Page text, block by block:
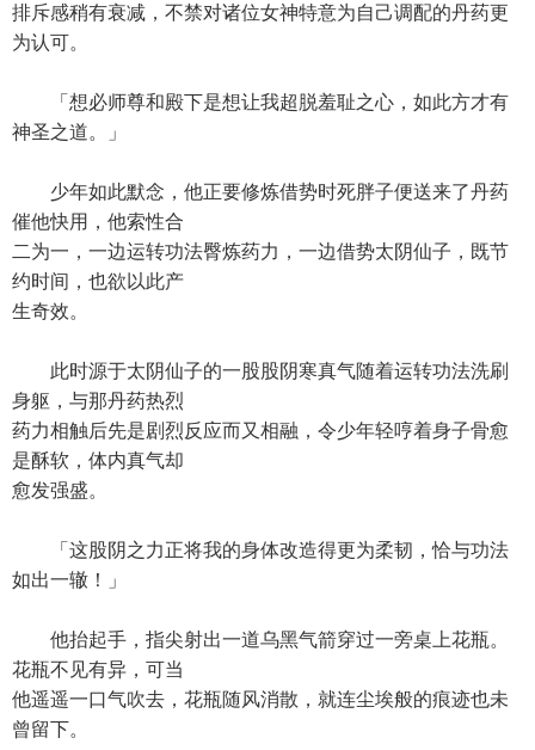
排斥感稍有衰减，不禁对诸位女神特意为自己调配的丹药更
为认可。
「想必师尊和殿下是想让我超脱羞耻之心，如此方才有
神圣之道。」
少年如此默念，他正要修炼借势时死胖子便送来了丹药
催他快用，他索性合
二为一，一边运转功法臀炼药力，一边借势太阴仙子，既节
约时间，也欲以此产
生奇效。
此时源于太阴仙子的一股股阴寒真气随着运转功法洗刷
身躯，与那丹药热烈
药力相触后先是剧烈反应而又相融，令少年轻哼着身子骨愈
是酥软，体内真气却
愈发强盛。
「这股阴之力正将我的身体改造得更为柔韧，恰与功法
如出一辙！」
他抬起手，指尖射出一道乌黑气箭穿过一旁桌上花瓶。
花瓶不见有异，可当
他遥遥一口气吹去，花瓶随风消散，就连尘埃般的痕迹也未
曾留下。